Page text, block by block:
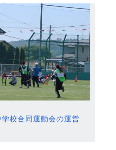
校合同運動会の運営